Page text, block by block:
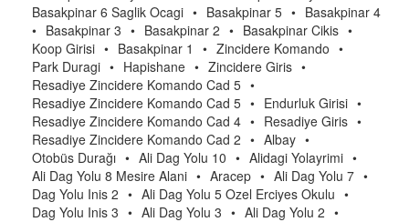
Basakpinar 6 Saglik Ocagi • Basakpinar 5 • Basakpinar 4
• Basakpinar 3 • Basakpinar 2 • Basakpinar Cikis •
Koop Girisi • Basakpinar 1 • Zincidere Komando •
Park Duragi • Hapishane • Zincidere Giris •
Resadiye Zincidere Komando Cad 5 •
Resadiye Zincidere Komando Cad 5 • Endurluk Girisi •
Resadiye Zincidere Komando Cad 4 • Resadiye Giris •
Resadiye Zincidere Komando Cad 2 • Albay •
Otobüs Durağı • Ali Dag Yolu 10 • Alidagi Yolayrimi •
Ali Dag Yolu 8 Mesire Alani • Aracep • Ali Dag Yolu 7 •
Dag Yolu Inis 2 • Ali Dag Yolu 5 Ozel Erciyes Okulu •
Dag Yolu Inis 3 • Ali Dag Yolu 3 • Ali Dag Yolu 2 •